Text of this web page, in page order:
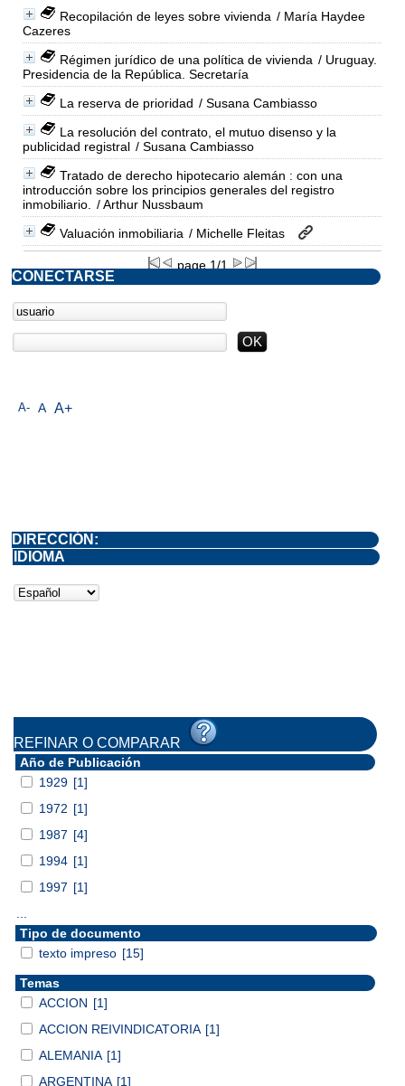
Recopilación de leyes sobre vivienda / María Haydee
Cazeres
Régimen jurídico de una política de vivienda / Uruguay.
Presidencia de la República. Secretaría
La reserva de prioridad / Susana Cambiasso
La resolución del contrato, el mutuo disenso y la
publicidad registral / Susana Cambiasso
Tratado de derecho hipotecario alemán : con una
introducción sobre los principios generales del registro
inmobiliario.
/ Arthur Nussbaum
Valuación inmobiliaria / Michelle Fleitas
page 1/1
A- A A+
CONECTARSE
DIRECCIÓN:
IDIOMA
REFINAR O COMPARAR
Año de Publicación
1929 [1]
1972 [1]
1987 [4]
1994 [1]
1997 [1]
Tipo de documento
texto impreso [15]
Temas
ACCION [1]
ACCION REIVINDICATORIA [1]
ALEMANIA [1]
ARGENTINA [1]